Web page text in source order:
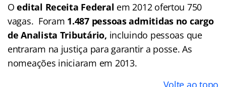
Oedital Receita Federal em 2012 ofertou 750
vagas. Foram 1.487 pessoas admitidas no cargo
de Analista Tributário, incluindo pessoas que
entraram na justiça para garantir a posse. As
nomeações iniciaram em 2013.
Volte ao topo